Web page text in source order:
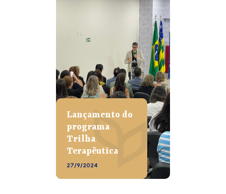
Lançamento do
programa
Trilha
Terapêutica
27/9/2024